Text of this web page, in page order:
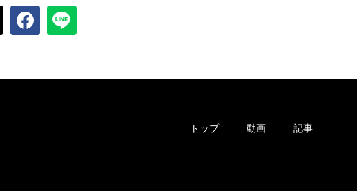
トップ 動画 記事